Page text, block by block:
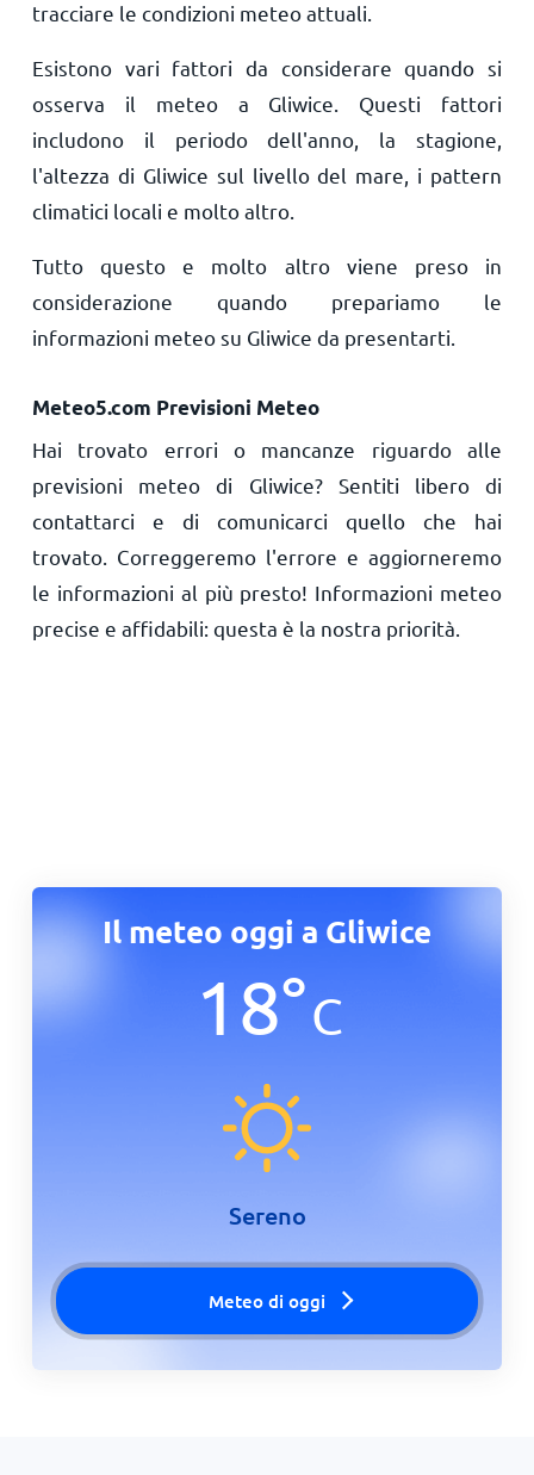
tracciare le condizioni meteo attuali.
Esistono vari fattori da considerare quando si
osserva il meteo a Gliwice. Questi fattori
includono il periodo dell'anno, la stagione,
l'altezza di Gliwice sul livello del mare, i pattern
climatici locali e molto altro.
Tutto questo e molto altro viene preso in
considerazione quando prepariamo le
informazioni meteo su Gliwice da presentarti.
Meteo5.com Previsioni Meteo
Hai trovato errori o mancanze riguardo alle
previsioni meteo di Gliwice? Sentiti libero di
contattarci e di comunicarci quello che hai
trovato. Correggeremo l'errore e aggiorneremo
le informazioni al più presto! Informazioni meteo
precise e affidabili: questa è la nostra priorità.
Il meteo oggi a Gliwice
18°C
Sereno
Meteo di oggi